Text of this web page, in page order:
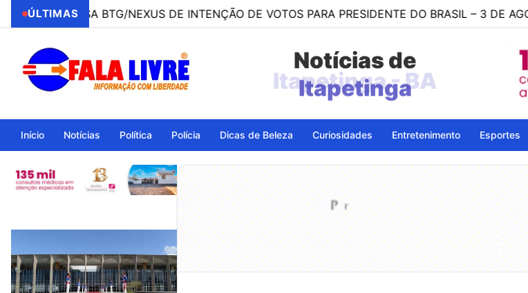
ÚLTIMAS
BTG/NEXUS DE INTENÇÃO DE VOTOS PARA PRESIDENTE DO BRASIL – 3 DE AGOSTO DE 2026
Notícias de
Itapetinga
Início Notícias Política Polícia Dicas de Beleza Curiosidades Entretenimento Esportes